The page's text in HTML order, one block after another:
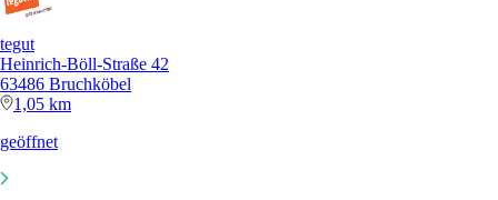
tegut
Heinrich-Böll-Straße 42
63486 Bruchköbel
1,05 km
geöffnet